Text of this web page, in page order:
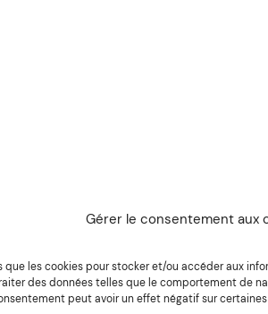
Gérer le consentement aux
les cookies pour stocker et/ou accéder aux
des données telles que le comportement de
peut avoir un effet négatif sur certaines
présentes sur ce site ne
est habilité à l’établissement